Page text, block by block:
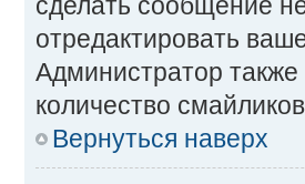
сделать сообщение
отредактировать
Администратор
количество
Вернуться наверх